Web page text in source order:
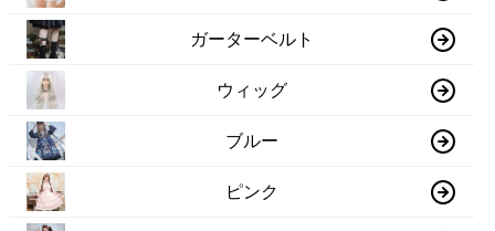
ガーターベルト
ウィッグ
ブルー
ピンク